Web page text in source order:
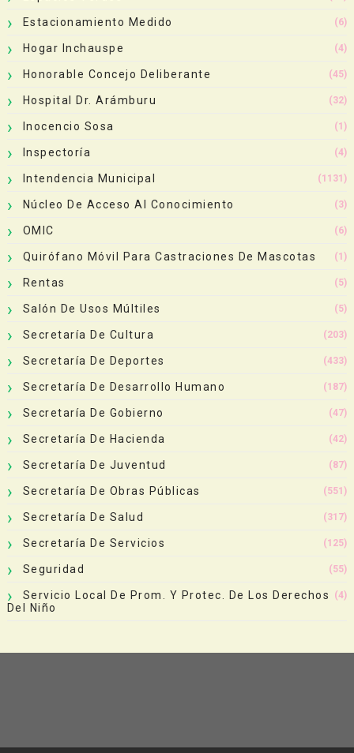
Estacionamiento Medido (6)
Hogar Inchauspe (4)
Honorable Concejo Deliberante (45)
Hospital Dr. Arámburu (32)
Inocencio Sosa (1)
Inspectoría (4)
Intendencia Municipal (1131)
Núcleo De Acceso Al Conocimiento (3)
OMIC (6)
Quirófano Móvil Para Castraciones De Mascotas (1)
Rentas (5)
Salón De Usos Múltiles (5)
Secretaría De Cultura (203)
Secretaría De Deportes (433)
Secretaría De Desarrollo Humano (187)
Secretaría De Gobierno (47)
Secretaría De Hacienda (42)
Secretaría De Juventud (87)
Secretaría De Obras Públicas (551)
Secretaría De Salud (317)
Secretaría De Servicios (125)
Seguridad (55)
Servicio Local De Prom. Y Protec. De Los Derechos
Del Niño
(4)